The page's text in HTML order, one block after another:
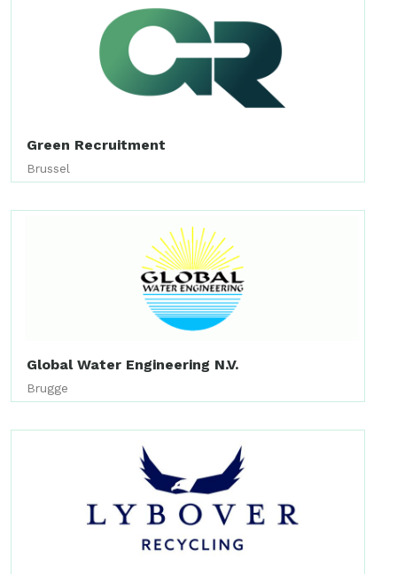
Green Recruitment
Brussel
Global Water Engineering N.V.
Brugge